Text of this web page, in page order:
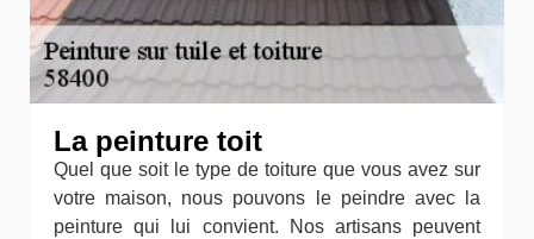
La peinture toit
Quel que soit le type de toiture que vous avez sur
votre maison, nous pouvons le peindre avec la
peinture qui lui convient. Nos artisans peuvent